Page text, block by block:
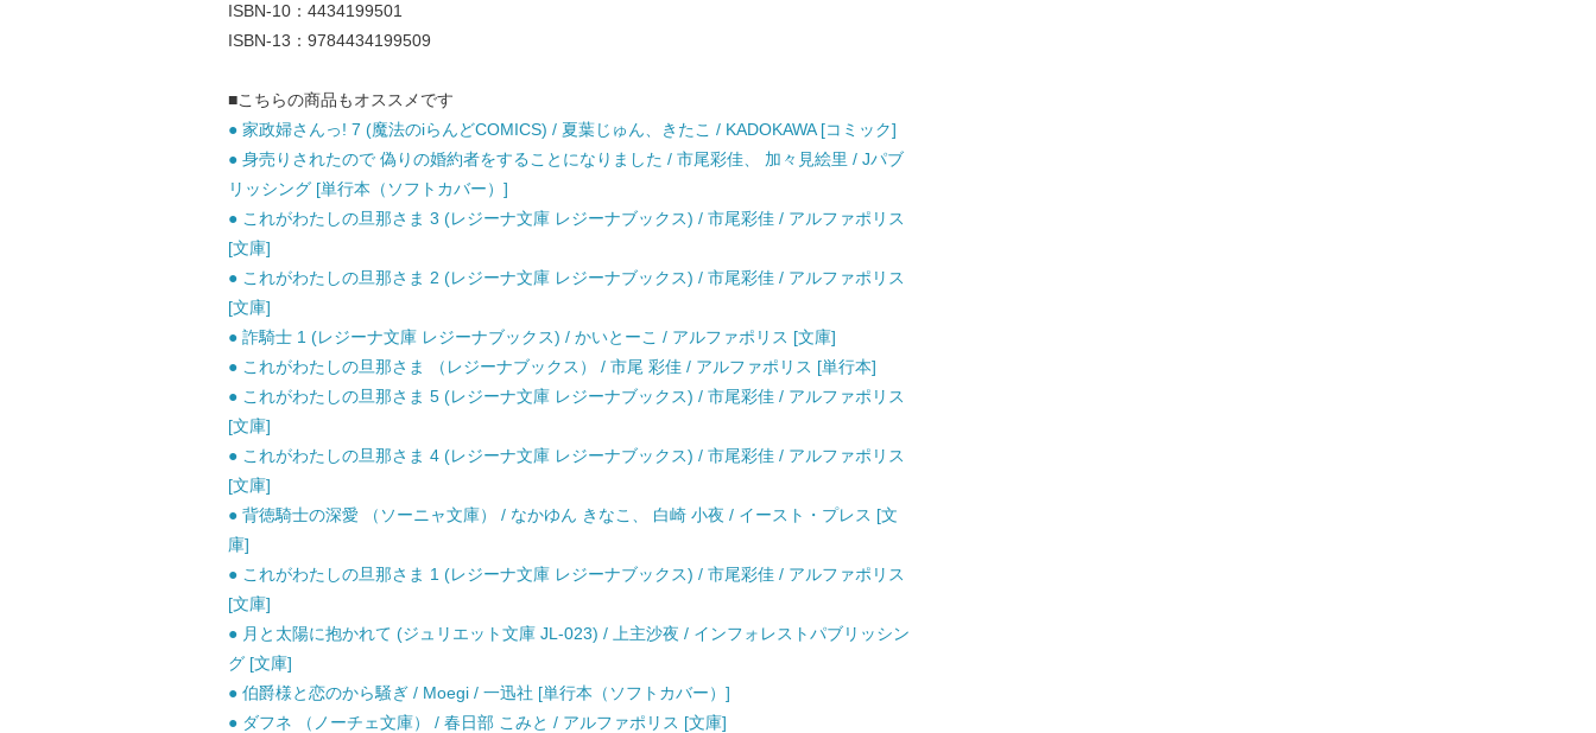
ISBN-10：4434199501
ISBN-13：9784434199509
■こちらの商品もオススメです
● 家政婦さんっ! 7 (魔法のiらんどCOMICS) / 夏葉じゅん、きたこ / KADOKAWA [コミック]
● 身売りされたので 偽りの婚約者をすることになりました / 市尾彩佳、 加々見絵里 / Jパブ
リッシング [単行本（ソフトカバー）]
● これがわたしの旦那さま 3 (レジーナ文庫 レジーナブックス) / 市尾彩佳 / アルファポリス
[文庫]
● これがわたしの旦那さま 2 (レジーナ文庫 レジーナブックス) / 市尾彩佳 / アルファポリス
[文庫]
● 詐騎士 1 (レジーナ文庫 レジーナブックス) / かいとーこ / アルファポリス [文庫]
● これがわたしの旦那さま （レジーナブックス） / 市尾 彩佳 / アルファポリス [単行本]
● これがわたしの旦那さま 5 (レジーナ文庫 レジーナブックス) / 市尾彩佳 / アルファポリス
[文庫]
● これがわたしの旦那さま 4 (レジーナ文庫 レジーナブックス) / 市尾彩佳 / アルファポリス
[文庫]
● 背徳騎士の深愛 （ソーニャ文庫） / なかゆん きなこ、 白崎 小夜 / イースト・プレス [文
庫]
● これがわたしの旦那さま 1 (レジーナ文庫 レジーナブックス) / 市尾彩佳 / アルファポリス
[文庫]
● 月と太陽に抱かれて (ジュリエット文庫 JL-023) / 上主沙夜 / インフォレストパブリッシン
グ [文庫]
● 伯爵様と恋のから騒ぎ / Moegi / 一迅社 [単行本（ソフトカバー）]
● ダフネ （ノーチェ文庫） / 春日部 こみと / アルファポリス [文庫]